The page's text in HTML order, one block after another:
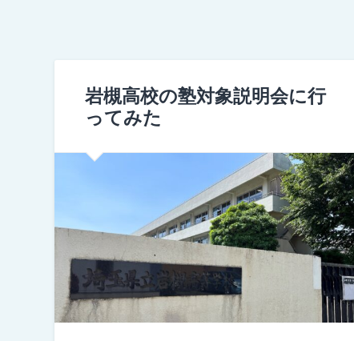
岩槻高校の塾対象説明会に行
ってみた